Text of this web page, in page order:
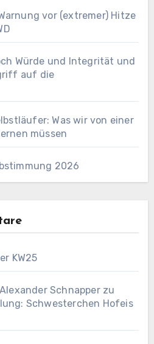
vor (extremer) Hitze
Würde und Integrität und
auf die
Was wir von einer
müssen
2026
KW25
Schnapperzu
Schwesterchen Hofeis